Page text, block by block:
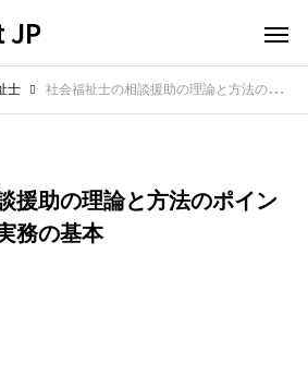
JP
士 社会福祉士の相談援助の理論と方法のポイント！試験対策と実務の基本
援助の理論と方法のポイン
務の基本